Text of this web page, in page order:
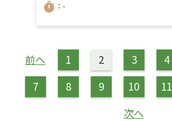
timer ：-
前へ 1 2 3 4
7
8 9 10 11
次へ